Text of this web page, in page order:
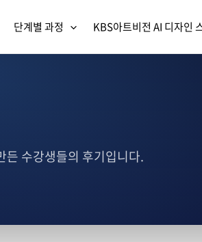
단계별 과정 KBS아트비전 AI 디자인
든 수강생들의 후기입니다.